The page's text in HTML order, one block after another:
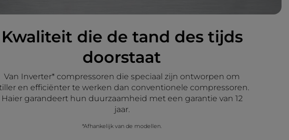
Kwaliteit die de tand des tijds
doorstaat
Van Inverter* compressoren die speciaal zijn ontworpen om
en efficiënter te werken dan conventionele compressoren.
Haier garandeert hun duurzaamheid met een garantie van 12
jaar.
*Afhankelijk van de modellen.